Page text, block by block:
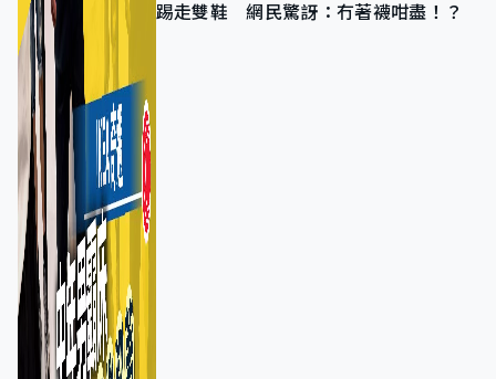
踢走雙鞋 網民驚訝：冇著襪咁盡！？